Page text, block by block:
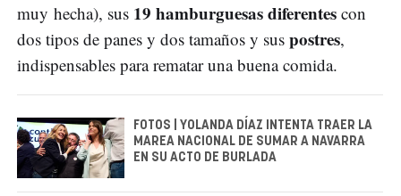
muy hecha), sus 19 hamburguesas diferentes con
dos tipos de panes y dos tamaños y sus postres,
indispensables para rematar una buena comida.
FOTOS | YOLANDA DÍAZ INTENTA TRAER LA
MAREA NACIONAL DE SUMAR A NAVARRA
EN SU ACTO DE BURLADA